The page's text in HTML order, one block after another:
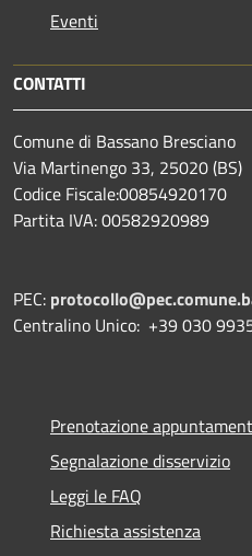
Eventi
CONTATTI
Comune di Bassano Bresciano
Via Martinengo 33, 25020 (BS)
Codice Fiscale:00854920170
Partita IVA: 00582920989
PEC:
Centralino Unico: +39 030
Prenotazione
Segnalazione disservizio
Leggi le FAQ
Richiesta assistenza